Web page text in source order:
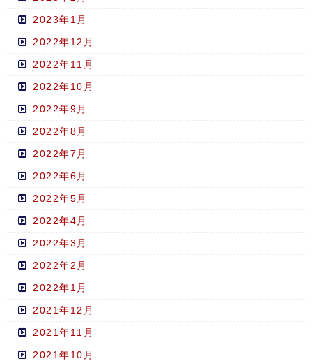
2023年1月
2022年12月
2022年11月
2022年10月
2022年9月
2022年8月
2022年7月
2022年6月
2022年5月
2022年4月
2022年3月
2022年2月
2022年1月
2021年12月
2021年11月
2021年10月